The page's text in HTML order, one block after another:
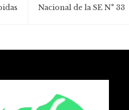
Nacional de la SE N° 33